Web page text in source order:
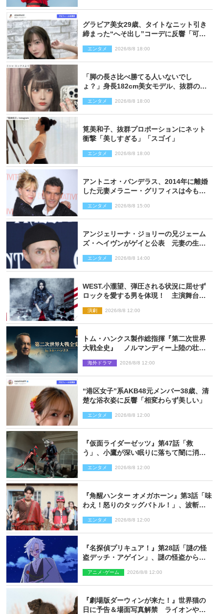
グラビア美女29歳、タイトなニット引き
締まった“へそ出し”コーデに反響「可愛
エンタメ 2026/8/8 18:00
「脚の長さ比べ勝てる人いないでし
ょ？」身長182cm美女モデル、抜群のプ
エンタメ 2026/8/8 18:00
筧美和子、抜群プロポーションにネット
衝撃「美しすぎる」「スゴイ」
エンタメ 2026/8/8 18:00
アントニオ・バンデラス、2014年に離婚
した元妻メラニー・グリフィスは今も
エンタメ 2026/8/8 15:00
アンジェリーナ・ジョリーの兄ジェーム
ズ・ヘイヴンがゲイと公表 元妻の生配
エンタメ 2026/8/8 14:00
WEST.小瀧望、弾圧される状況に屈せず
ロックを愛する男を体現！ 主演舞台
演劇 2026/8/8 12:00
トム・ハンクス製作総指揮『第二次世界
大戦全史』 ノルマンディー上陸の壮絶
海外ドラマ 2026/8/8 12:00
“港区女子”系AKB48元メンバー38歳、清
楚な浴衣姿に反響「相変わらず美しい」
エンタメ 2026/8/8 12:00
『仮面ライダーゼッツ』第47話「救
う」、小鷹が深い眠りに落ちて闇に消え
エンタメ 2026/8/8 12:00
『角醒ハンター オメガホーン』第3話「味
わえ！怒りのタッグバトル！」、波斬の
エンタメ 2026/8/8 12:00
『名探偵プリキュア！』第28話「謎の怪
盗デッチ・アゲイン」、謎の怪盗から不
アニメ･ゲーム 2026/8/8 12:00
『劇場版ダーウィンが来た！』世界猫の
日に予告＆場面写真解禁 ライオンやマ